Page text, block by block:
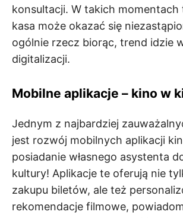
konsultacji. W takich momentach
kasa może okazać się
ogólnie rzecz biorąc, trend idzie
digitalizacji.
Mobilne aplikacje – kino w
Jednym z najbardziej
jest rozwój mobilnych aplikacji
posiadanie własnego asystenta
kultury! Aplikacje te oferują nie
zakupu biletów, ale też
rekomendacje filmowe,